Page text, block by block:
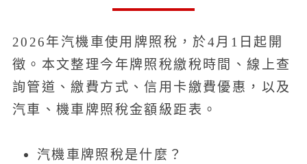
2026年汽機車使用牌照稅，於4月1日起開
徵。本文整理今年牌照稅繳稅時間、線上查
詢管道、繳費方式、信用卡繳費優惠，以及
汽車、機車牌照稅金額級距表。
汽機車牌照稅是什麼？